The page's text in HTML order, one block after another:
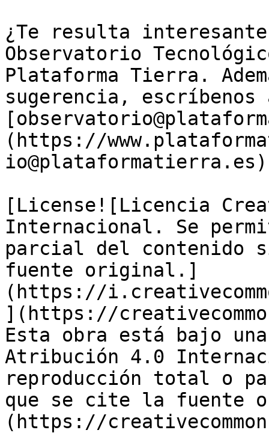
¿Te resulta
Observatorio
Plataforma Tierra.
sugerencia, escríbenos
(https://
io@plataformatierra.es)
[License![Licencia
Internacional. Se
parcial del contenido
fuente original.]
(https://
](https://
Esta obra está bajo
Atribución 4.0
reproducción total o
que se cite la fuente
(https://